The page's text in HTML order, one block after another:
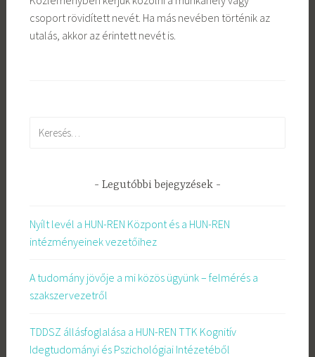
csoport rövidített nevét. Ha más nevében történik az
utalás, akkor az érintett nevét is.
Keresés:
Legutóbbi bejegyzések
Nyílt levél a HUN-REN Központ és a HUN-REN
intézményeinek vezetőihez
A tudomány jövője a mi közös ügyünk – felmérés a
szakszervezetről
TDDSZ állásfoglalása a HUN-REN TTK Kognitív
Idegtudományi és Pszichológiai Intézetéből